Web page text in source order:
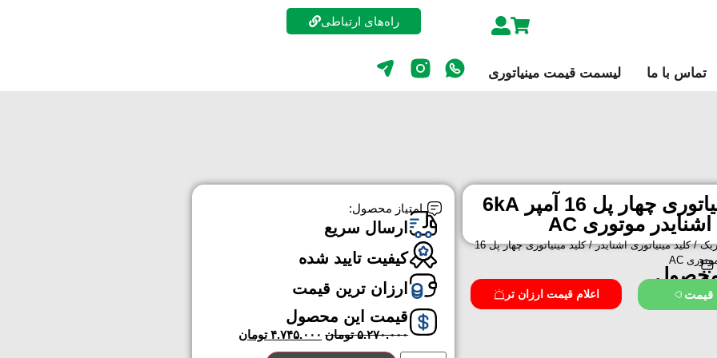
راه‌های ارتباطی
تماس با ما لیسمت قیمت مینیاتوری
کلید مينياتوری چهار پل 16 آمپر 6kA
اشنایدر موتوری AC
/کلید مینیاتوری اشنایدر
/ کلید مينياتوری چهار پل 16
محصول
قیمت اعلام قیمت ارزان تر
امتیاز محصول:
ارسال سریع
کیفیت تایید شده
ارزان ترین قیمت
قیمت این محصول
۵.۲۷۰.۰۰۰ تومان ۴.۷۴۵.۰۰۰ تومان